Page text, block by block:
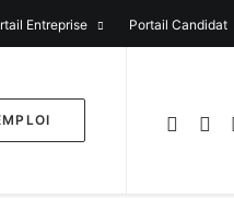
Entreprise Portail Candidat